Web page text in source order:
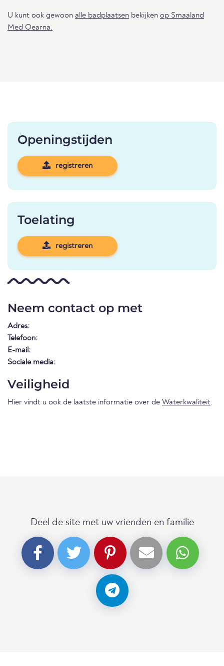
U kunt ook gewoon alle badplaatsen bekijken op Smaaland
Med Oearna.
Openingstijden
registreren
Toelating
registreren
Neem contact op met
Adres:
Telefoon:
E-mail:
Sociale media:
Veiligheid
Hier vindt u ook de laatste informatie over de Waterkwaliteit.
Deel de site met uw vrienden en familie